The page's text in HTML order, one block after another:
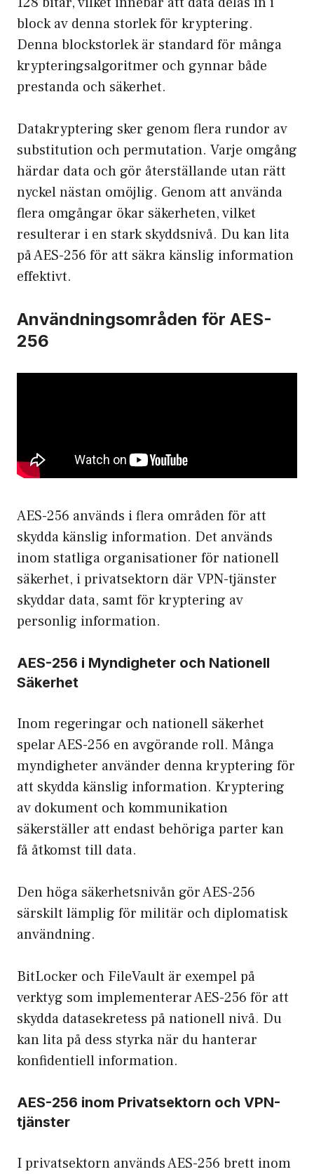
block av denna storlek för kryptering.
Denna blockstorlek är standard för många
krypteringsalgoritmer och gynnar både
prestanda och säkerhet.
Datakryptering sker genom flera rundor av
substitution och permutation. Varje omgång
härdar data och gör återställande utan rätt
nyckel nästan omöjlig. Genom att använda
flera omgångar ökar säkerheten, vilket
resulterar i en stark skyddsnivå. Du kan lita
på AES-256 för att säkra känslig information
effektivt.
Användningsområden för AES-
256
AES-256 används i flera områden för att
skydda känslig information. Det används
inom statliga organisationer för nationell
säkerhet, i privatsektorn där VPN-tjänster
skyddar data, samt för kryptering av
personlig information.
AES-256 i Myndigheter och Nationell
Säkerhet
Inom regeringar och nationell säkerhet
spelar AES-256 en avgörande roll. Många
myndigheter använder denna kryptering för
att skydda känslig information. Kryptering
av dokument och kommunikation
säkerställer att endast behöriga parter kan
få åtkomst till data.
Den höga säkerhetsnivån gör AES-256
särskilt lämplig för militär och diplomatisk
användning.
BitLocker och FileVault är exempel på
verktyg som implementerar AES-256 för att
skydda datasekretess på nationell nivå. Du
kan lita på dess styrka när du hanterar
konfidentiell information.
AES-256 inom Privatsektorn och VPN-
tjänster
I privatsektorn används AES-256 brett inom